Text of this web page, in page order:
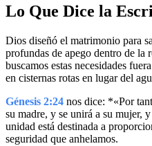
Lo Que Dice la
Dios diseñó el matrimonio para
profundas de apego dentro de la
buscamos estas necesidades
en cisternas rotas en lugar del
Génesis 2:24 nos dice: *«Por
su madre, y se unirá a su mujer,
unidad está destinada a
seguridad que anhelamos.